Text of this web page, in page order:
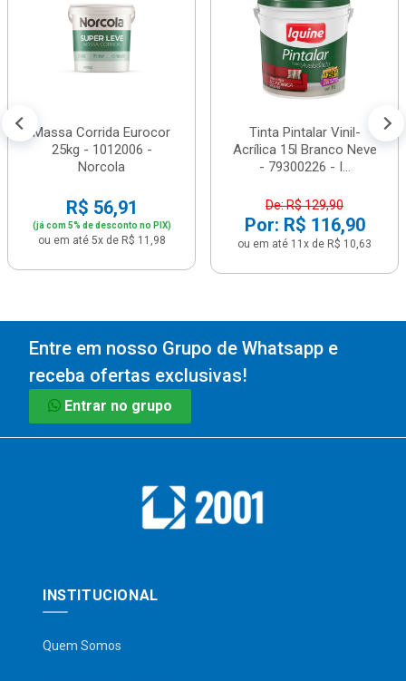
Massa Corrida Eurocor
25kg - 1012006 -
Norcola
R$ 56,91
(já com 5% de desconto no PIX)
ou em até 5x de R$ 11,98
Tinta Pintalar Vinil-
Acrílica 15l Branco Neve
- 79300226 - I...
De: R$ 129,90
Por: R$ 116,90
ou em até 11x de R$ 10,63
Entre em nosso Grupo de Whatsapp e
receba ofertas exclusivas!
Entrar no grupo
INSTITUCIONAL
Quem Somos